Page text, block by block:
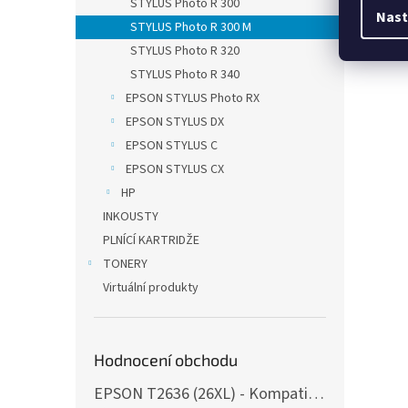
STYLUS Photo R 300
STYLUS Photo R 300 M
STYLUS Photo R 320
STYLUS Photo R 340
EPSON STYLUS Photo RX
EPSON STYLUS DX
EPSON STYLUS C
EPSON STYLUS CX
HP
INKOUSTY
PLNÍCÍ KARTRIDŽE
TONERY
Virtuální produkty
Hodnocení obchodu
EPSON T2636 (26XL) - Kompatibilní, s čipy, 5ks